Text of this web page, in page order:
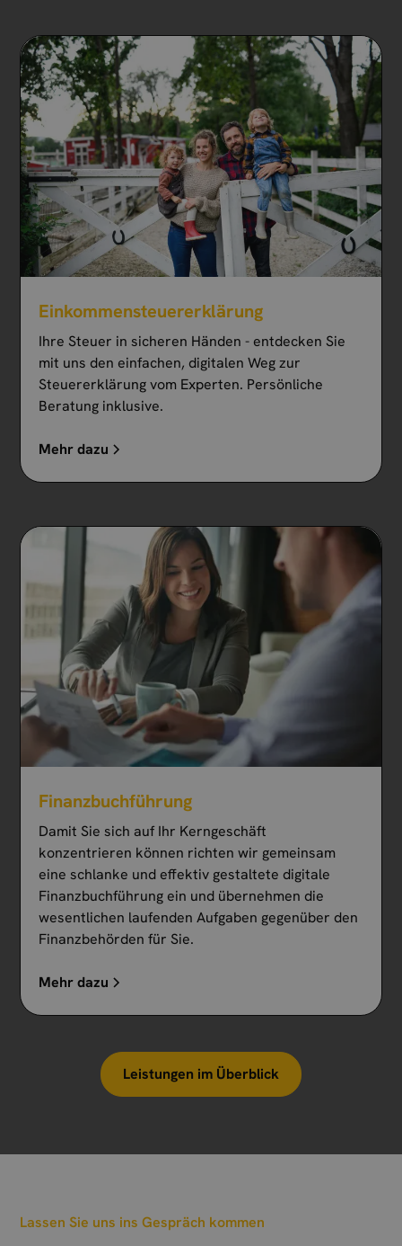
Einkommen­steuer­erklärung
Ihre Steuer in sicheren Händen - entdecken Sie
mit uns den einfachen, digitalen Weg zur
Steuererklärung vom Experten. Persönliche
Beratung inklusive.
Mehr dazu
Finanzbuchführung
Damit Sie sich auf Ihr Kerngeschäft
konzentrieren können richten wir gemeinsam
eine schlanke und effektiv gestaltete digitale
Finanzbuchführung ein und übernehmen die
wesentlichen laufenden Aufgaben gegenüber den
Finanzbehörden für Sie.
Mehr dazu
Leistungen im Überblick
Lassen Sie uns ins Gespräch kommen